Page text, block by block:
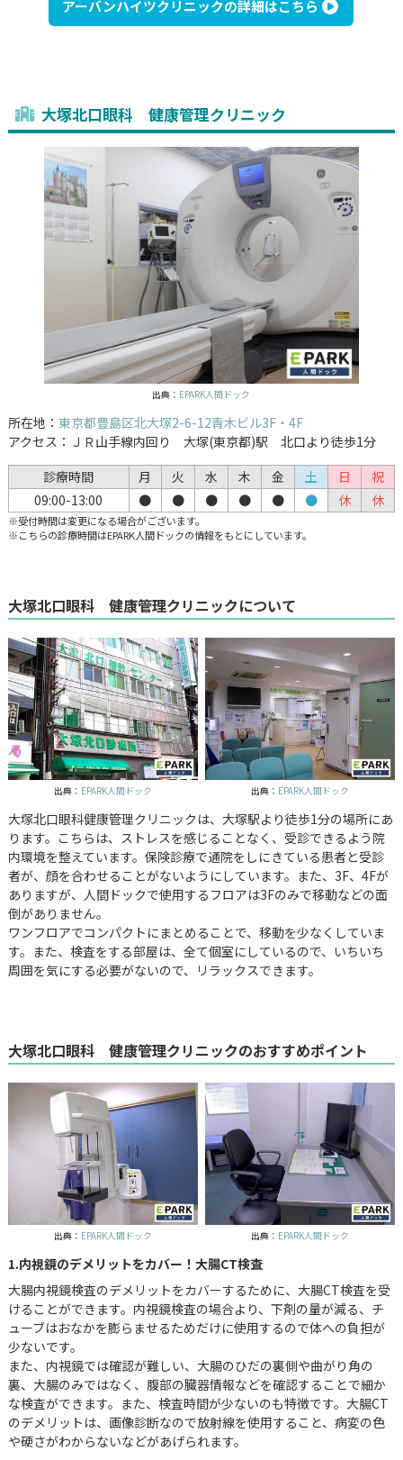
アーバンハイツクリニックの詳細はこちら
大塚北口眼科 健康管理クリニック
出典： EPARK人間ドック
所在地： 東京都豊島区北大塚2-6-12青木ビル3F・4F
アクセス：ＪＲ山手線内回り 大塚(東京都)駅 北口より徒歩1分
診療時間
月 火 水 木 金 土 日
祝
09:00-13:00
● ● ● ● ● ● 休 休
※受付時間は変更になる場合がございます。
※こちらの診療時間はEPARK人間ドックの情報をもとにしています。
大塚北口眼科 健康管理クリニックについて
出典： EPARK人間ドック 出典： EPARK人間ドック
大塚北口眼科健康管理クリニックは、大塚駅より徒歩1分の場所にあ
ります。こちらは、ストレスを感じることなく、受診できるよう院
内環境を整えています。保険診療で通院をしにきている患者と受診
者が、顔を合わせることがないようにしています。また、3F、4Fが
ありますが、人間ドックで使用するフロアは3Fのみで移動などの面
倒がありません。
ワンフロアでコンパクトにまとめることで、移動を少なくしていま
す。また、検査をする部屋は、全て個室にしているので、いちいち
周囲を気にする必要がないので、リラックスできます。
大塚北口眼科 健康管理クリニックのおすすめポイント
出典： EPARK人間ドック 出典： EPARK人間ドック
1.内視鏡のデメリットをカバー！大腸CT検査
大腸内視鏡検査のデメリットをカバーするために、大腸CT検査を受
けることができます。内視鏡検査の場合より、下剤の量が減る、チ
ューブはおなかを膨らませるためだけに使用するので体への負担が
少ないです。
また、内視鏡では確認が難しい、大腸のひだの裏側や曲がり角の
裏、大腸のみではなく、腹部の臓器情報などを確認することで細か
な検査ができます。また、検査時間が少ないのも特徴です。大腸CT
のデメリットは、画像診断なので放射線を使用すること、病変の色
や硬さがわからないなどがあげられます。